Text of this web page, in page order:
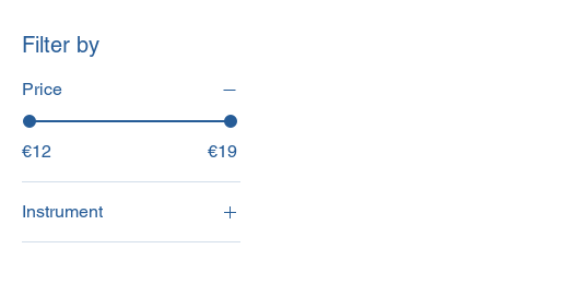
Filter by
Price
€12 €19
Instrument